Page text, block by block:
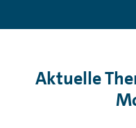
Aktuelle